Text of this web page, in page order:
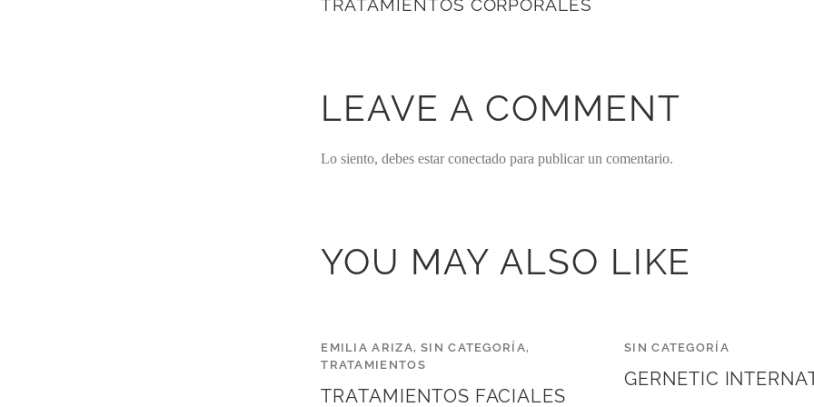
TRATAMIENTOS CORPORALES
LEAVE A COMMENT
Lo siento, debes estarconectado para publicar un comentario.
YOU MAY ALSO LIKE
EMILIA ARIZA,SIN CATEGORÍA,
TRATAMIENTOS
TRATAMIENTOS FACIALES
SIN CATEGORÍA
GERNETIC